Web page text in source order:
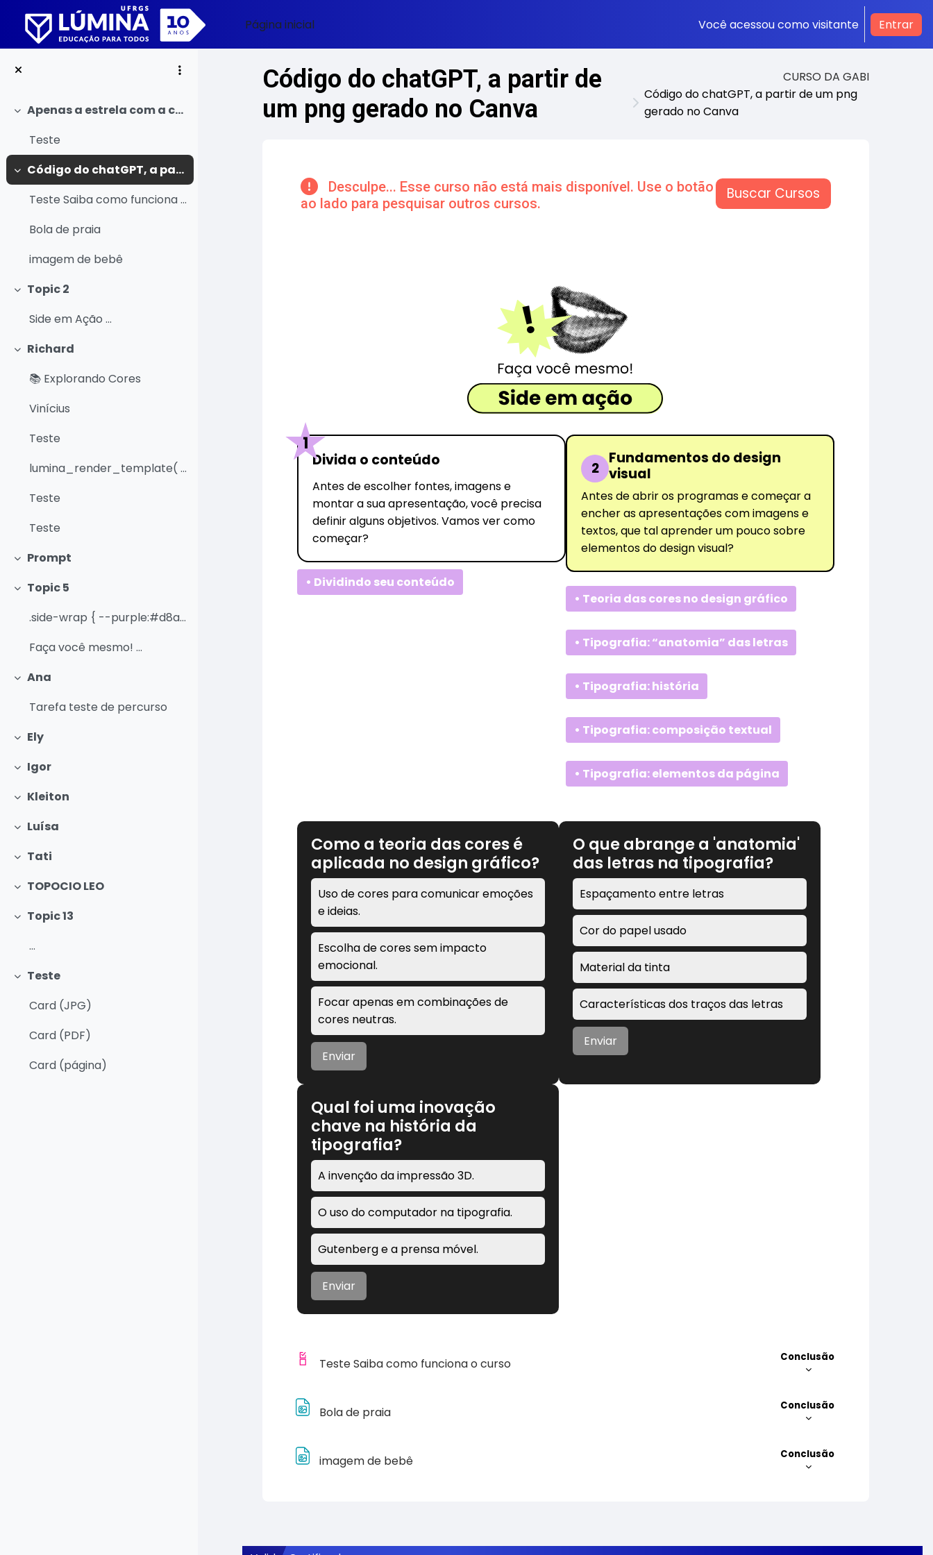
Ir para o conteúdo principal
Página inicial
Você acessou como visitante Entrar
Contrair
Apenas a estrela com a caixa
Teste
Contrair
Código do chatGPT, a partir de um png gerado no Canva
Teste Saiba como funciona o curso
Bola de praia
imagem de bebê
Contrair
Topic 2
Side em Ação ...
Contrair
Richard
📚 Explorando Cores
Vinícius
Teste
lumina_render_template( { title:...
Teste
Teste
Contrair
Prompt
Contrair
Topic 5
.side-wrap { --purple:#d8a7f1; --yel...
Faça você mesmo! ...
Contrair
Ana
Tarefa teste de percurso
Contrair
Ely
Contrair
Igor
Contrair
Kleiton
Contrair
Luísa
Contrair
Tati
Contrair
TOPOCIO LEO
Contrair
Topic 13
...
Contrair
Teste
Card (JPG)
Card (PDF)
Card (página)
Código do chatGPT, a partir de
um png gerado no Canva
CURSO DA GABI
Código do chatGPT, a partir de um png
gerado no Canva
Desculpe... Esse curso não está mais disponível. Use o botão
ao lado para pesquisar outros cursos.
Buscar Cursos
1
Divida o conteúdo
Antes de escolher fontes, imagens e
montar a sua apresentação, você precisa
definir alguns objetivos. Vamos ver como
começar?
• Dividindo seu conteúdo
2
Fundamentos do design
visual
Antes de abrir os programas e começar a
encher as apresentações com imagens e
textos, que tal aprender um pouco sobre
elementos do design visual?
• Teoria das cores no design gráfico
• Tipografia: “anatomia” das letras
• Tipografia: história
• Tipografia: composição textual
• Tipografia: elementos da página
Como a teoria das cores é
aplicada no design gráfico?
Uso de cores para comunicar emoções
e ideias.
Escolha de cores sem impacto
emocional.
Focar apenas em combinações de
cores neutras.
Enviar
O que abrange a 'anatomia'
das letras na tipografia?
Espaçamento entre letras
Cor do papel usado
Material da tinta
Características dos traços das letras
Enviar
Qual foi uma inovação
chave na história da
tipografia?
A invenção da impressão 3D.
O uso do computador na tipografia.
Gutenberg e a prensa móvel.
Enviar
Teste Saiba como funciona o curso Conclusão
Bola de praia Conclusão
imagem de bebê Conclusão